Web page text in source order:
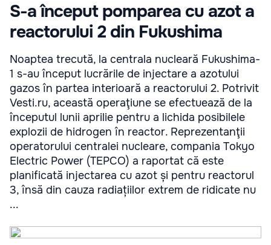
S-a început pomparea cu azot a
reactorului 2 din Fukushima
Noaptea trecută, la centrala nucleară Fukushima-
1 s-au început lucrările de injectare a azotului
gazos în partea interioară a reactorului 2. Potrivit
Vesti.ru, această operaţiune se efectuează de la
începutul lunii aprilie pentru a lichida posibilele
explozii de hidrogen în reactor. Reprezentanţii
operatorului centralei nucleare, compania Tokyo
Electric Power (TEPCO) a raportat că este
planificată injectarea cu azot și pentru reactorul
3, însă din cauza radiațiilor extrem de ridicate nu
...